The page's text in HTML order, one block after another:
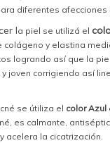
diferentes afecciones
la piel se utilizá el
colágeno y elastina
logrando así que la
joven corrigiendo así
se útiliza el color Azul
es calmante,
acelera la cicatrización.